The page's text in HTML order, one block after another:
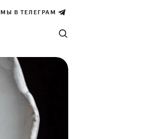
МЫ В ТЕЛЕГРАМ